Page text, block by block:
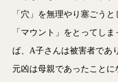
「穴」を無理やり塞ごう
「マウント」をとってし
ば、A子さんは被害者であ
元凶は母親であったこと